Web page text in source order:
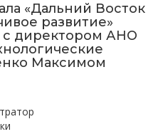
«Дальний Восток
развитие»
директором АНО
Максимом